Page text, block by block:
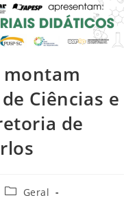
montam
Ciências e
de
Geral